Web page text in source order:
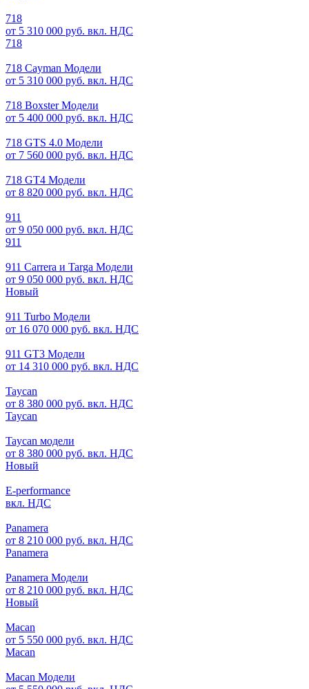
718
от 5 310 000 руб. вкл. НДС
718
718 Cayman Модели
от 5 310 000 руб. вкл. НДС
718 Boxster Модели
от 5 400 000 руб. вкл. НДС
718 GTS 4.0 Модели
от 7 560 000 руб. вкл. НДС
718 GT4 Модели
от 8 820 000 руб. вкл. НДС
911
от 9 050 000 руб. вкл. НДС
911
911 Carrera и Targa Модели
от 9 050 000 руб. вкл. НДС
Новый
911 Turbo Модели
от 16 070 000 руб. вкл. НДС
911 GT3 Модели
от 14 310 000 руб. вкл. НДС
Taycan
от 8 380 000 руб. вкл. НДС
Taycan
Taycan модели
от 8 380 000 руб. вкл. НДС
Новый
E-performance
вкл. НДС
Panamera
от 8 210 000 руб. вкл. НДС
Panamera
Panamera Модели
от 8 210 000 руб. вкл. НДС
Новый
Macan
от 5 550 000 руб. вкл. НДС
Macan
Macan Модели